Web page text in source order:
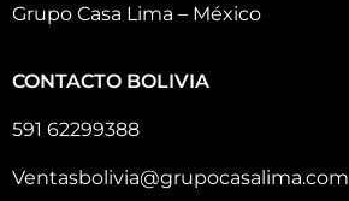
Grupo Casa Lima – México
CONTACTO BOLIVIA
591 62299388
Ventasbolivia@grupocasalima.com